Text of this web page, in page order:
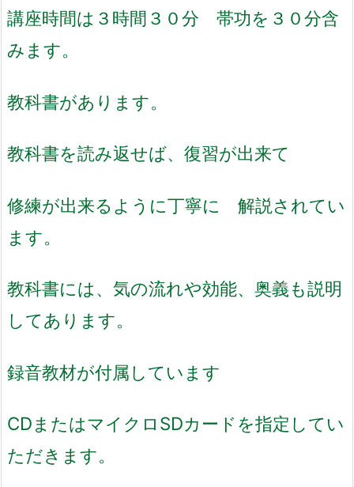
講座時間は３時間３０分 帯功を３０分含
みます。
教科書があります。
教科書を読み返せば、復習が出来て
修練が出来るように丁寧に 解説されてい
ます。
教科書には、気の流れや効能、奥義も説明
してあります。
録音教材が付属しています
CDまたはマイクロSDカードを指定してい
ただきます。